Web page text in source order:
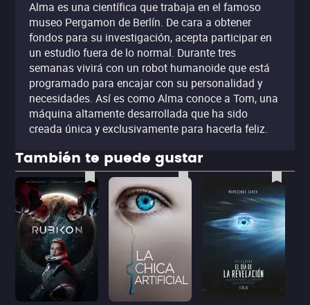
Alma es una científica que trabaja en el famoso
museo Pergamon de Berlín. De cara a obtener
fondos para su investigación, acepta participar en
un estudio fuera de lo normal. Durante tres
semanas vivirá con un robot humanoide que está
programado para encajar con su personalidad y
necesidades. Así es como Alma conoce a Tom, una
máquina altamente desarrollada que ha sido
creada única y exclusivamente para hacerla feliz.
También te puede gustar